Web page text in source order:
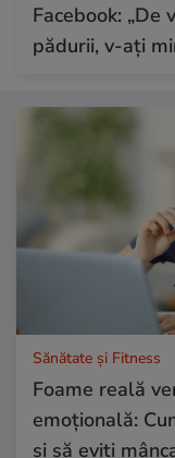
Facebook:
pădurii, v-ați
Sănătate și Fitness
Foame reală
emoțională:
și să eviți